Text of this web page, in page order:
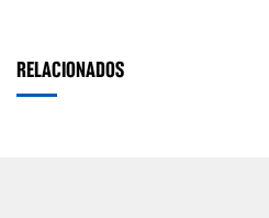
RELACIONADOS